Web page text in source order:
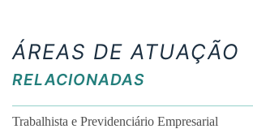
ÁREAS DE ATUAÇÃO
RELACIONADAS
Trabalhista e Previdenciário Empresarial